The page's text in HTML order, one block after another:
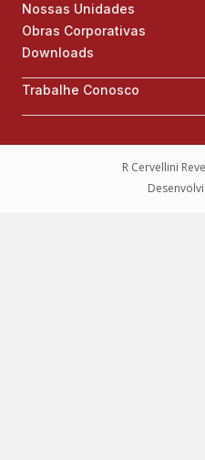
Nossas Unidades
Obras Corporativas
Downloads
Trabalhe Conosco
R Cervellini